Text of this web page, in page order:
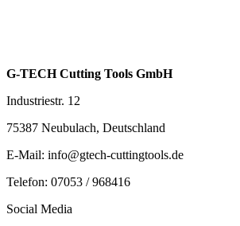
G-TECH Cutting Tools GmbH
Industriestr. 12
75387 Neubulach, Deutschland
E-Mail: info@gtech-cuttingtools.de
Telefon: 07053 / 968416
Social Media